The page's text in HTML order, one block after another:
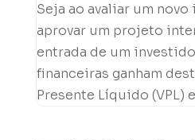
Seja ao avaliar um
aprovar um projeto
entrada de um
financeiras ganham
Presente Líquido (VPL)